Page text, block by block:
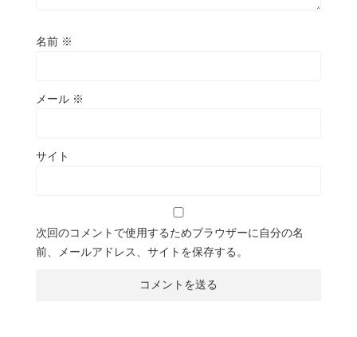
名前 ※
メール ※
サイト
次回のコメントで使用するためブラウザーに自分の名
前、メールアドレス、サイトを保存する。